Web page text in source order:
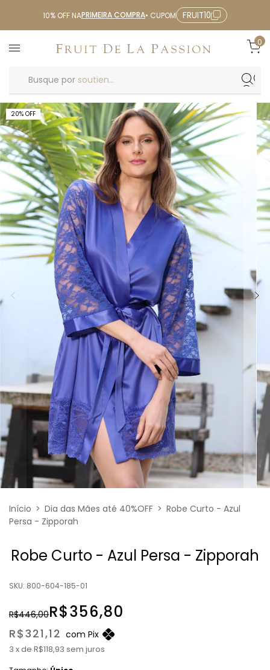
10% OFF NAPRIMEIRA COMPRA• CUPOM FRUIT10
0
Busque por soutien...
20% OFF
Início > Dia das Mães até 40%OFF > Robe Curto - Azul
Persa - Zipporah
Robe Curto - Azul Persa - Zipporah
SKU: 800-604-185-01
R$446,00R$356,80
R$321,12 com Pix
3 xde R$118,93 sem juros